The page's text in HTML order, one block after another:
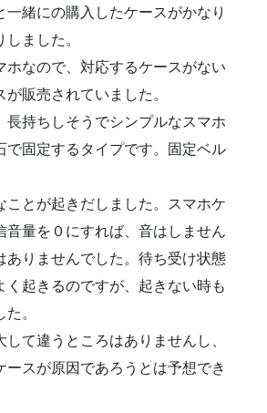
緒にの購入したケースがかなり
ました。
なので、対応するケースがない
販売されていました。
持ちしそうでシンプルなスマホ
固定するタイプです。固定ベル
とが起きだしました。スマホケ
量を０にすれば、音はしません
りませんでした。待ち受け状態
く起きるのですが、起きない時も
。
て違うところはありませんし、
スが原因であろうとは予想でき